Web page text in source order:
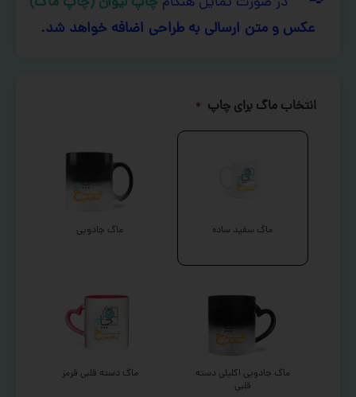
عکس و متن ارسالی به طراحی اضافه خواهد شد.
انتخاب ماگ برای چاپ *
ماگ سفید ساده ماگ جادویی
ماگ جادویی اکلیلی دسته
قلبی
ماگ دسته قلبی قرمز